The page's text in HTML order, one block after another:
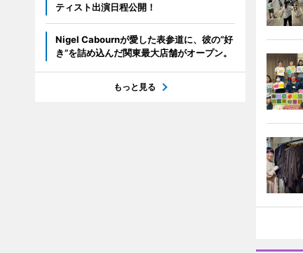
ティスト出演日程公開！
Nigel Cabournが愛した表参道に、彼の“好
き”を詰め込んだ関東最大店舗がオープン。
もっと見る